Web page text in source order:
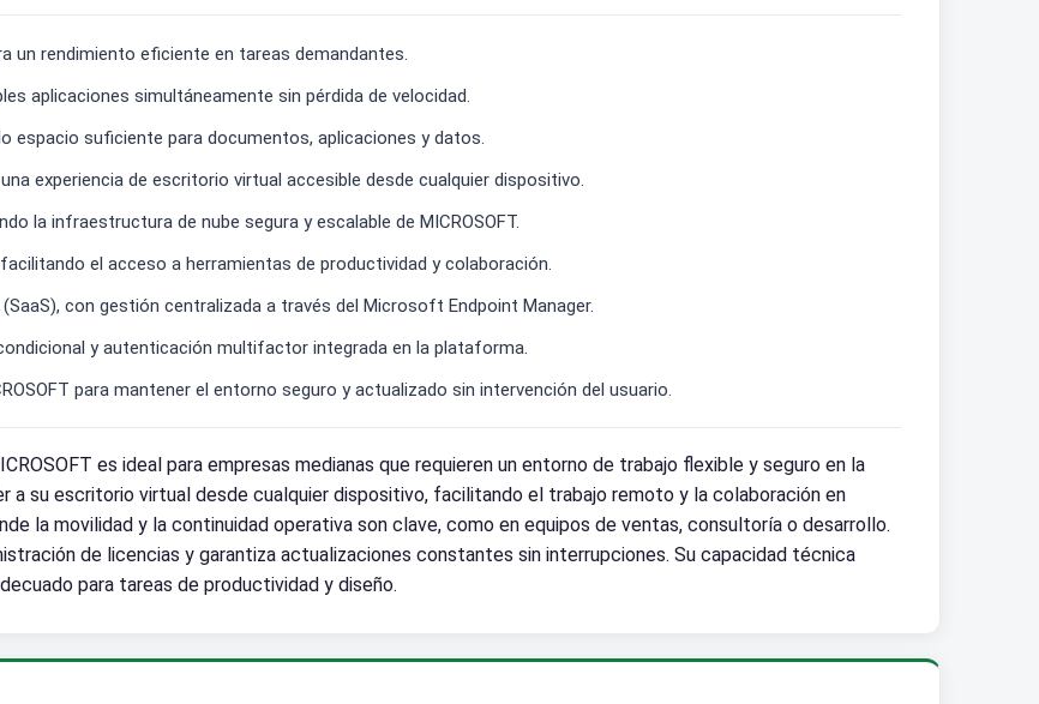
un rendimiento eficiente en tareas demandantes.
aplicaciones simultáneamente sin pérdida de velocidad.
espacio suficiente para documentos, aplicaciones y datos.
experiencia de escritorio virtual accesible desde cualquier dispositivo.
la infraestructura de nube segura y escalable de MICROSOFT.
el acceso a herramientas de productividad y colaboración.
con gestión centralizada a través del Microsoft Endpoint Manager.
y autenticación multifactor integrada en la plataforma.
para mantener el entorno seguro y actualizado sin intervención del usuario.
es ideal para empresas medianas que requieren un entorno de trabajo flexible y seguro en la
a su escritorio virtual desde cualquier dispositivo, facilitando el trabajo remoto y la colaboración en
la movilidad y la continuidad operativa son clave, como en equipos de ventas, consultoría o desarrollo.
de licencias y garantiza actualizaciones constantes sin interrupciones. Su capacidad técnica
para tareas de productividad y diseño.